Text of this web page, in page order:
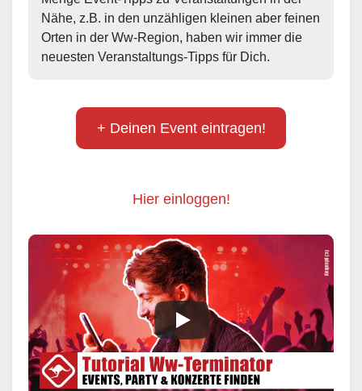
Nähe, z.B. in den unzähligen kleinen aber feinen
Orten in der Ww-Region, haben wir immer die
neuesten Veranstaltungs-Tipps für Dich.
+ Deinen Event eintragen!
Hier einloggen!